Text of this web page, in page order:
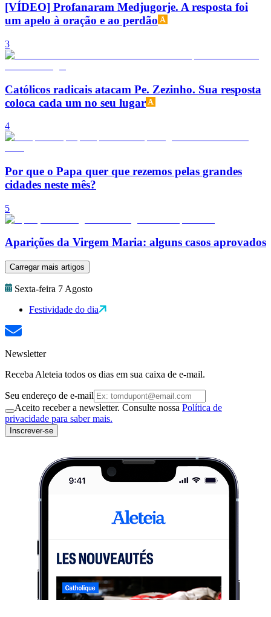
[VÍDEO] Profanaram Medjugorje. A resposta foi
um apelo à oração e ao perdão
3
Católicos radicais atacam Pe. Zezinho. Sua resposta
coloca cada um no seu lugar
4
Por que o Papa quer que rezemos pelas grandes
cidades neste mês?
5
Aparições da Virgem Maria: alguns casos aprovados
Carregar mais artigos
Sexta-feira 7 Agosto
Festividade do dia
Newsletter
Receba Aleteia todos os dias em sua caixa de e-mail.
Seu endereço de e-mail
Aceito receber a newsletter. Consulte nossa Política de
privacidade para saber mais.
Inscrever-se